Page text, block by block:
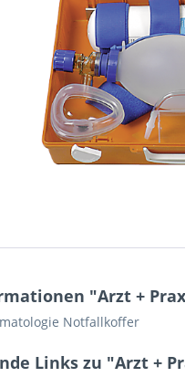
"Arzt +
Notfallkoffer
Links zu "Arzt +